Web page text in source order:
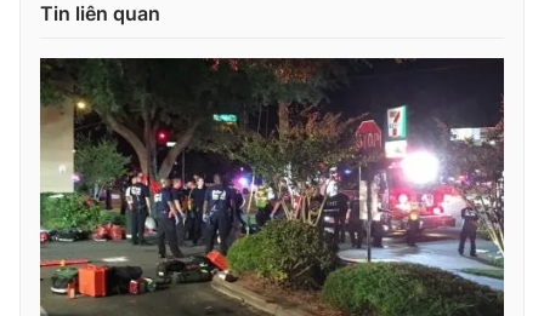
VTV Sức khoẻ
Thị trường 24h Tấm lòng Việt
VTV4 Vươn mình bằng AI
VTV9 VTV8
Liên hệ tòa soạn English
Tin liên quan